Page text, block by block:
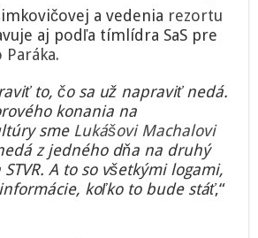
a vedenia rezortu
aj podľa tímlídra SaS pre
Paráka.
to, čo sa už napraviť nedá.
konania na
sme Lukášovi Machalovi
z jedného dňa na druhý
STVR. A to so všetkými logami,
koľko to bude stáť,“